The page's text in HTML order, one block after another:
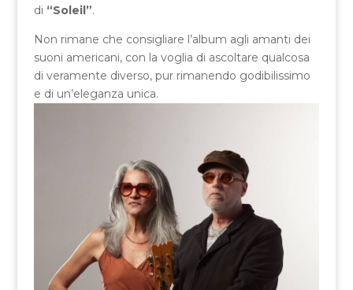
di “Soleil”.
Non rimane che consigliare l’album agli amanti dei
suoni americani, con la voglia di ascoltare qualcosa
di veramente diverso, pur rimanendo godibilissimo
e di un’eleganza unica.